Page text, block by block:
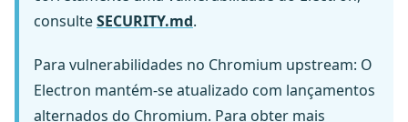
consulteSECURITY.md.
Para vulnerabilidades no Chromium upstream: O
Electron mantém-se atualizado com lançamentos
alternados do Chromium. Para obter mais